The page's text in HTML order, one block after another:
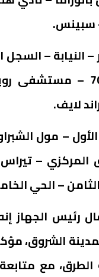
سبينس.
لايف.
– مول
– تيراس
– الحي الخامس –
رئيس الجهاز
الشروق،
مع متابعة